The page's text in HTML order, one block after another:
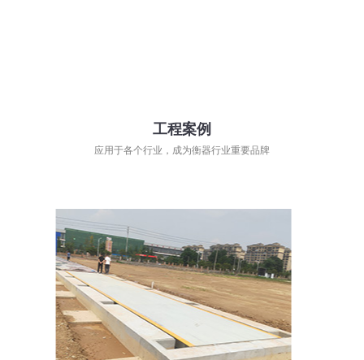
工程案例
应用于各个行业，成为衡器行业重要品牌